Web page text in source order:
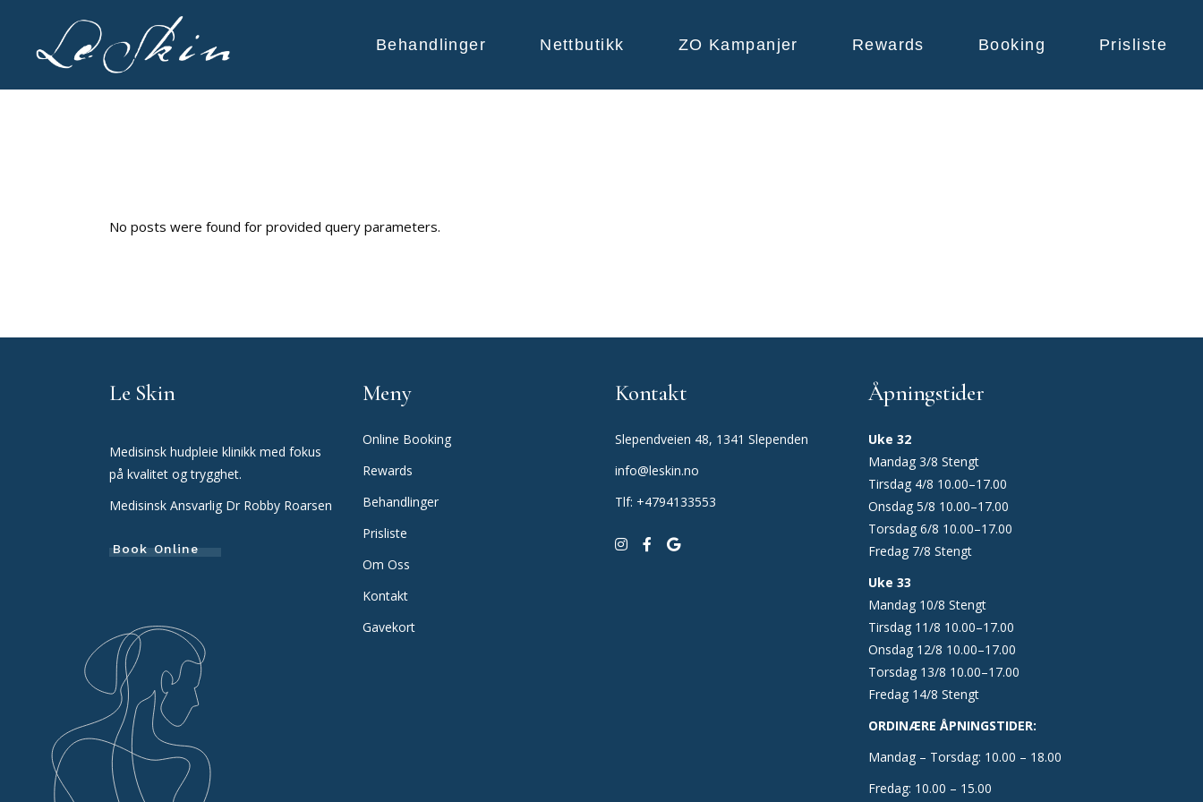
Behandlinger Nettbutikk ZO Kampanjer Rewards Booking Prisliste
No posts were found for provided query parameters.
Le Skin
Medisinsk hudpleie klinikk med fokus
på kvalitet og trygghet.
Medisinsk Ansvarlig Dr Robby Roarsen
Book Online
Meny
Online Booking
Rewards
Behandlinger
Prisliste
Om Oss
Kontakt
Gavekort
Kontakt
Slependveien 48, 1341 Slependen
info@leskin.no
Tlf: +4794133553
Åpningstider
Uke 32
Mandag 3/8 Stengt
Tirsdag 4/8 10.00–17.00
Onsdag 5/8 10.00–17.00
Torsdag 6/8 10.00–17.00
Fredag 7/8 Stengt
Uke 33
Mandag 10/8 Stengt
Tirsdag 11/8 10.00–17.00
Onsdag 12/8 10.00–17.00
Torsdag 13/8 10.00–17.00
Fredag 14/8 Stengt
ORDINÆRE ÅPNINGSTIDER:
Mandag – Torsdag: 10.00 – 18.00
Fredag: 10.00 – 15.00